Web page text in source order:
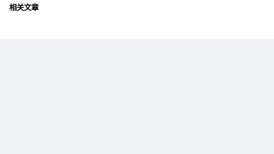
相关文章